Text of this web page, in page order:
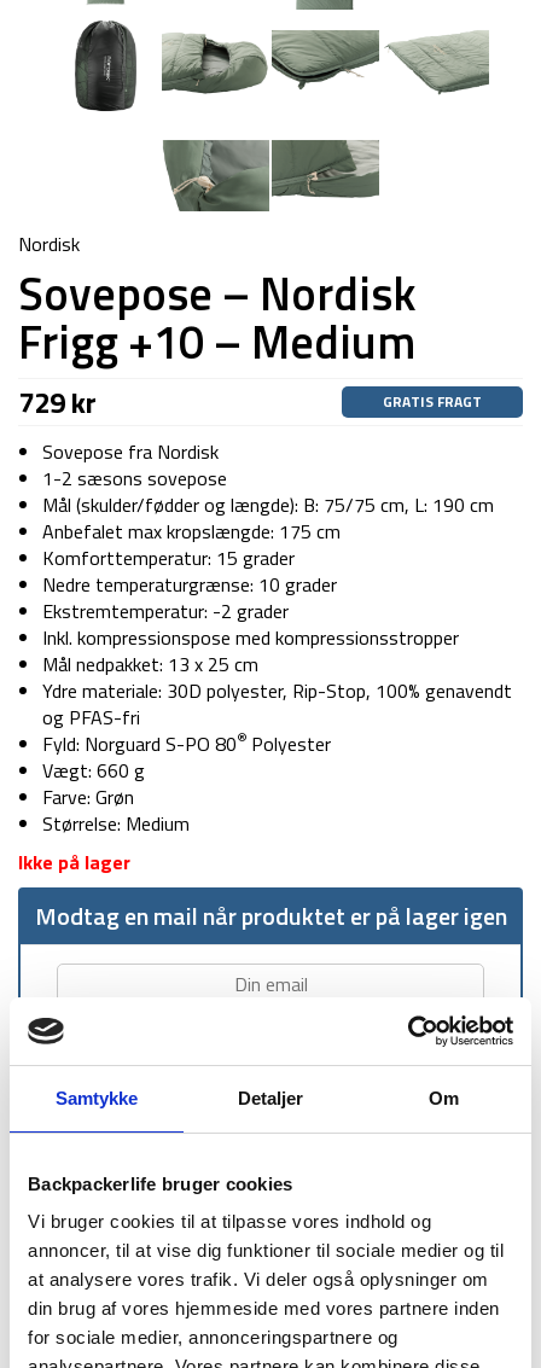
Samtykke Detaljer Om
Backpackerlife bruger cookies
Vi bruger cookies til at tilpasse vores indhold og
annoncer, til at vise dig funktioner til sociale medier og til
at analysere vores trafik. Vi deler også oplysninger om
din brug af vores hjemmeside med vores partnere inden
for sociale medier, annonceringspartnere og
Nordisk
Sovepose – Nordisk
Frigg +10 – Medium
729kr GRATIS FRAGT
Sovepose fra Nordisk
1-2 sæsons sovepose
Mål (skulder/fødder og længde): B: 75/75 cm, L: 190 cm
Anbefalet max kropslængde: 175 cm
Komforttemperatur: 15 grader
Nedre temperaturgrænse: 10 grader
Ekstremtemperatur: -2 grader
Inkl. kompressionspose med kompressionsstropper
Mål nedpakket: 13 x 25 cm
Ydre materiale: 30D polyester, Rip-Stop, 100% genavendt
og PFAS-fri
Fyld: Norguard S-PO 80® Polyester
Vægt: 660 g
Farve: Grøn
Størrelse: Medium
Ikke på lager
Modtag en mail når produktet er på lager igen
levering
499 kr